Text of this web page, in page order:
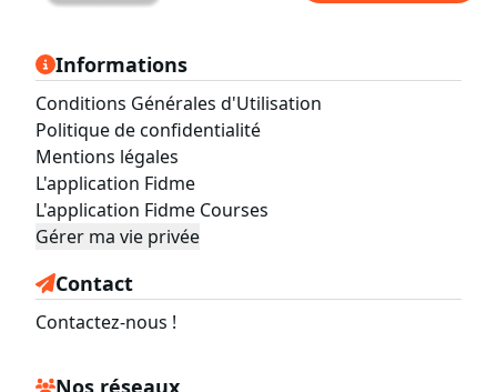
Informations
Conditions Générales d'Utilisation
Politique de confidentialité
Mentions légales
L'application Fidme
L'application Fidme Courses
Gérer ma vie privée
Contact
Contactez-nous !
Nos réseaux